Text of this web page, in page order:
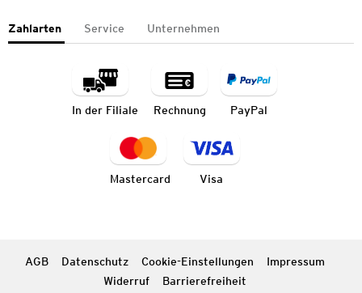
Zahlarten Service Unternehmen
In der Filiale Rechnung PayPal
Mastercard Visa
AGB Datenschutz Cookie-Einstellungen
Impressum
Widerruf
Barrierefreiheit